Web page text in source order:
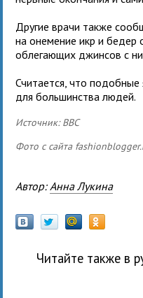
Другие врачи также
на онемение икр и бедер
облегающих джинсов с
Считается, что
для большинства людей.
Источник: ВВС
Фото с сайта
Автор: Анна Лукина
Читайте также в